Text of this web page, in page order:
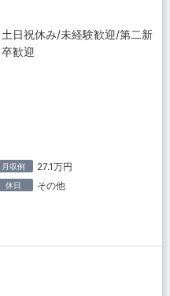
土日祝休み/未経験歓迎/第二新
卒歓迎
月収例 27.1万円
休日 その他